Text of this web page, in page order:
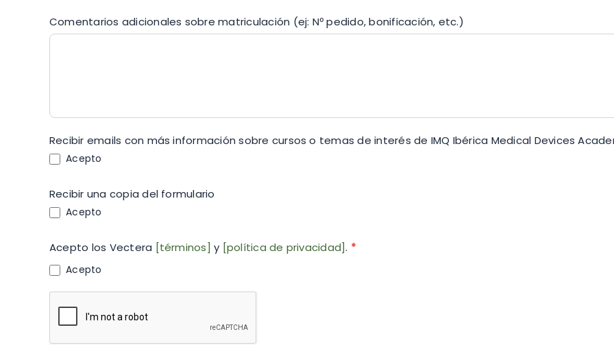
Comentarios adicionales sobre matriculación (ej: Nº pedido, bonificación, etc.)
Recibir emails con más información sobre cursos o temas de interés de IMQ Ibérica Medical Devices
Acepto
Recibir una copia del formulario
Acepto
Acepto los Vectera [términos]y [política de privacidad]. *
Acepto